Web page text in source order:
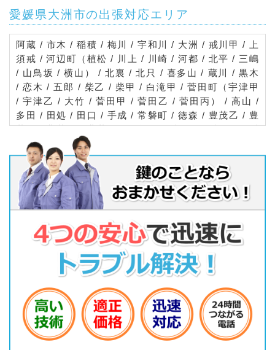
愛媛県大洲市の出張対応エリア
阿蔵 / 市木 / 稲積 / 梅川 / 宇和川 / 大洲 / 戒川甲 / 上
須戒 / 河辺町（植松 / 川上 / 川崎 / 河都 / 北平 / 三嶋
/ 山鳥坂 / 横山） / 北裏 / 北只 / 喜多山 / 蔵川 / 黒木
/ 恋木 / 五郎 / 柴乙 / 柴甲 / 白滝甲 / 菅田町（宇津甲
/ 宇津乙 / 大竹 / 菅田甲 / 菅田乙 / 菅田丙） / 高山 /
多田 / 田処 / 田口 / 手成 / 常磐町 / 徳森 / 豊茂乙 / 豊
茂甲 / 豊茂丁 / 豊茂丙 / 長谷 / 長浜乙 / 長浜甲 / 長浜
町（青島 / 出海乙 / 出海甲 / 大越甲 / 沖浦乙 / 沖浦甲
/ 沖浦丙 / 櫛生乙 / 櫛生甲 / 櫛生丙 / 黒田甲 / 今坊甲
/ 下須戒甲 / 上老松甲 / 須沢丙 / 拓海 / 仁久甲 / 晴海
/ 穂積甲 / 穂積乙） / 中村 / 成能 / 新谷 / 新谷甲 / 新
谷乙 / 新谷丙 / 新谷町 / 西大洲 / 八多喜町 / 春賀 / 東
宇山 / 東大洲 / 東若宮 / 肱川町（宇和川 / 大谷 / 中居
谷 / 中津 / 西 / 名荷谷 / 山鳥坂 / 予子林） / 平野町
（野田 / 平地） / 藤縄 / 松尾 / 森山 / 野佐来 / 柳沢 /
柚木 / 横野 / 米津 / 若宮